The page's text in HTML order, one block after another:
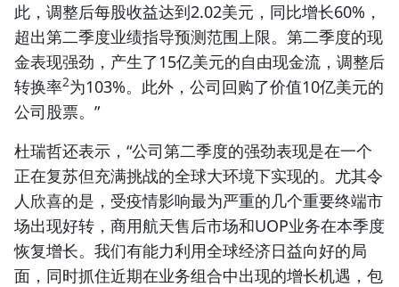
此，调整后每股收益达到2.02美元，同比增长60%，
超出第二季度业绩指导预测范围上限。第二季度的现
金表现强劲，产生了15亿美元的自由现金流，调整后
转换率2为103%。此外，公司回购了价值10亿美元的
公司股票。”
杜瑞哲还表示，“公司第二季度的强劲表现是在一个
正在复苏但充满挑战的全球大环境下实现的。尤其令
人欣喜的是，受疫情影响最为严重的几个重要终端市
场出现好转，商用航天售后市场和UOP业务在本季度
恢复增长。我们有能力利用全球经济日益向好的局
面，同时抓住近期在业务组合中出现的增长机遇，包